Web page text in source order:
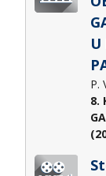
U
P.
8.